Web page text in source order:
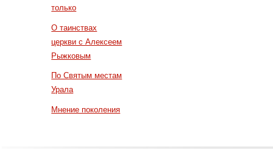
только
О таинствах
церкви с Алексеем
Рыжковым
По Святым местам
Урала
Мнение поколения